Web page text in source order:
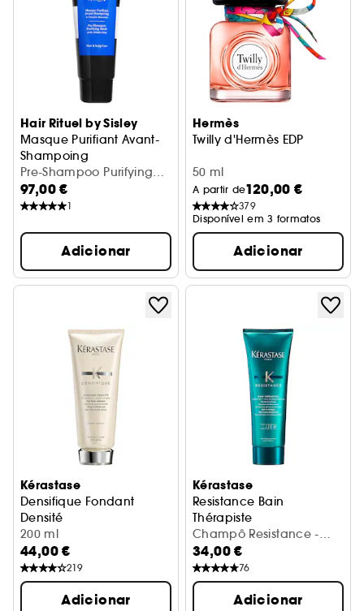
Hair Rituel by Sisley
Masque Purifiant Avant-
Shampoing
Pré-Champô de Argila Branca
Pre-Shampoo Purifying
Mask with White Clay
(200 ml)
97,00 €
1
Adicionar
Hermès
Twilly d'Hermès EDP
50 ml
A partir de120,00 €
379
Disponível em 3 formatos
Adicionar
Kérastase
Densifique Fondant
Densité
Tratamento Densificante
200 ml
44,00 €
219
Adicionar
Kérastase
Resistance Bain
Thérapiste
Champô -Balsamo
Champô Resistance -
Bain Thérapiste
34,00 €
76
Adicionar